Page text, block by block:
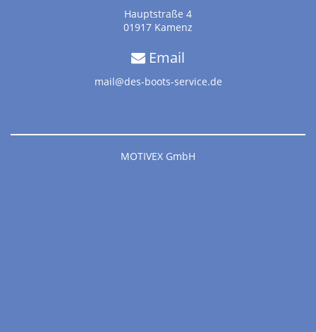
Hauptstraße 4
01917 Kamenz
Email
mail@des-boots-service.de
MOTIVEX GmbH